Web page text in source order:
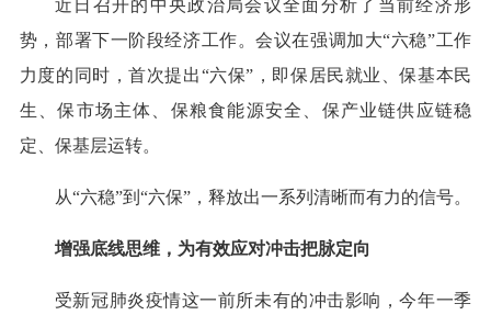
近日召开的中央政治局会议全面分析了当前经济形
势，部署下一阶段经济工作。会议在强调加大“六稳”工作
力度的同时，首次提出“六保”，即保居民就业、保基本民
生、保市场主体、保粮食能源安全、保产业链供应链稳
定、保基层运转。
从“六稳”到“六保”，释放出一系列清晰而有力的信号。
增强底线思维，为有效应对冲击把脉定向
受新冠肺炎疫情这一前所未有的冲击影响，今年一季